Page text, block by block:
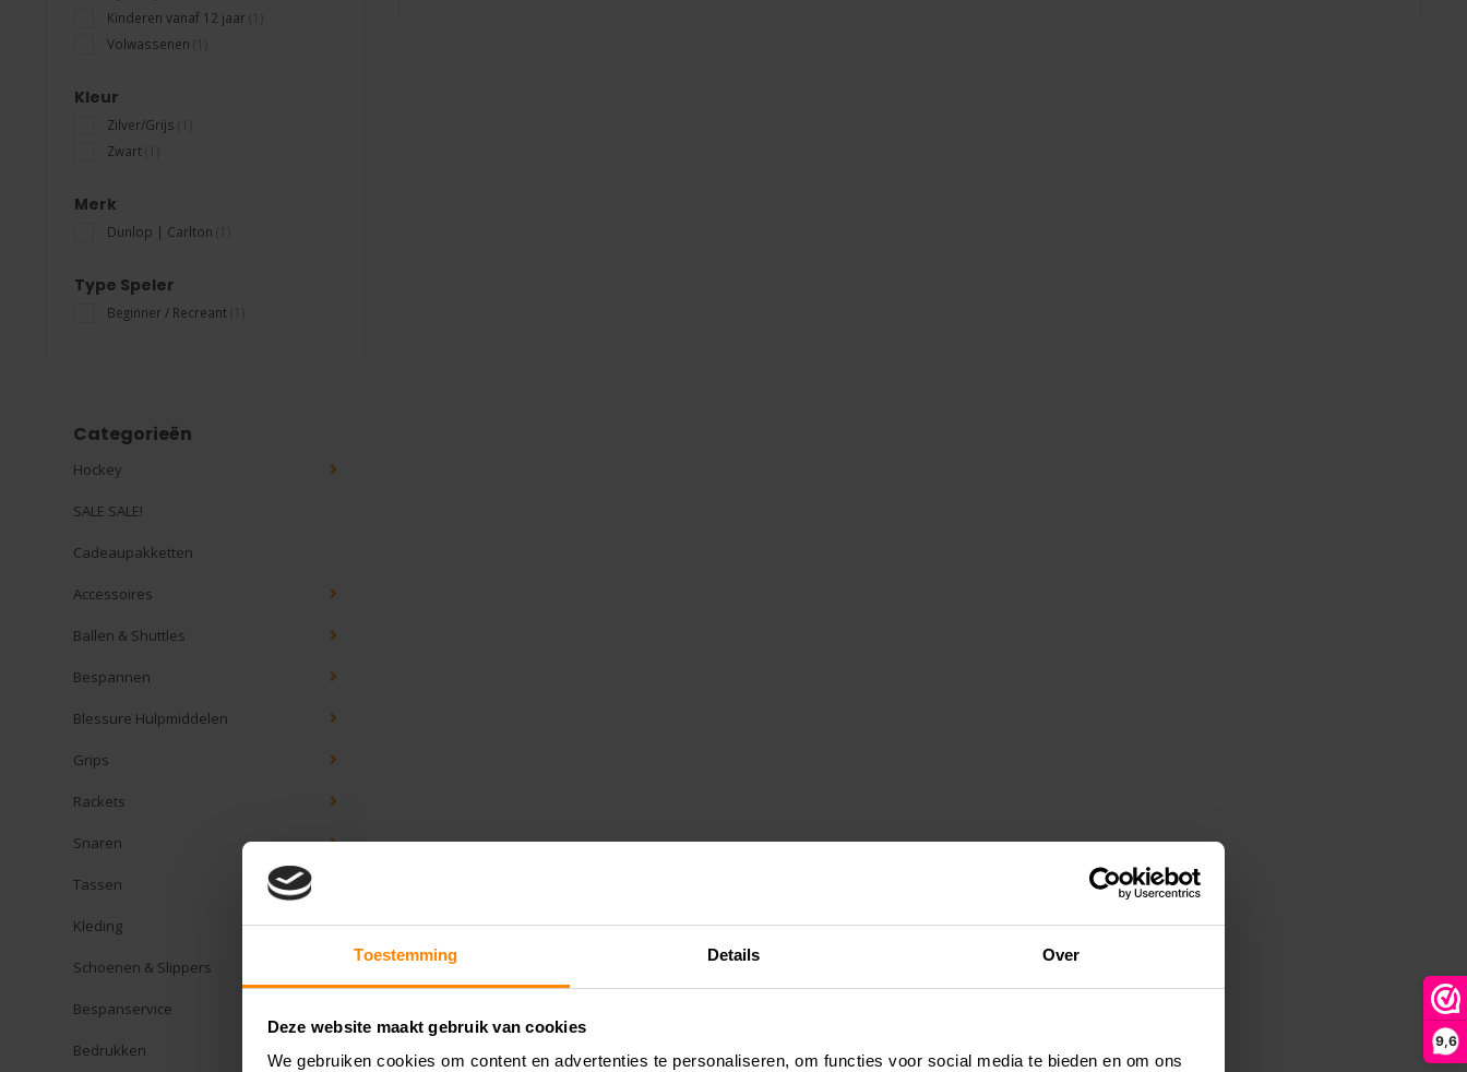
Toestemming Details Over
Deze website maakt gebruik van cookies
We gebruiken cookies om content en advertenties te personaliseren, om functies voor social media te bieden en om ons
9,6
Kinderen vanaf 12 jaar
Volwassenen
Kleur
Zilver/Grijs
Zwart
Merk
Dunlop | Carlton
Type Speler
Beginner / Recreant
Categorieën
Hockey
SALE SALE!
Cadeaupakketten
Accessoires
Ballen & Shuttles
Bespannen
Blessure Hulpmiddelen
Grips
Rackets
Snaren
Tassen
Kleding
Schoenen & Slippers
Bespanservice
Bedrukken